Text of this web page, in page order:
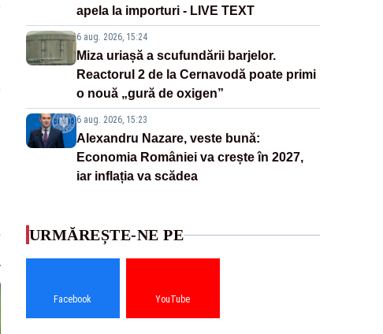
apela la importuri - LIVE TEXT
6 aug. 2026, 15:24
Miza uriașă a scufundării barjelor.
Reactorul 2 de la Cernavodă poate primi
o nouă „gură de oxigen”
6 aug. 2026, 15:23
Alexandru Nazare, veste bună:
Economia României va crește în 2027,
iar inflația va scădea
URMĂREȘTE-NE PE
Facebook YouTube